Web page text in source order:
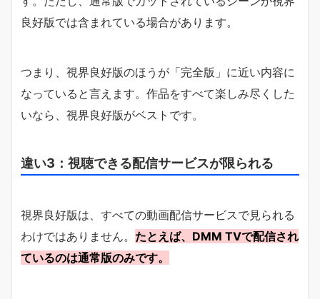
良好版では含まれている場合があります。
つまり、視界良好版のほうが「完全版」に近い内容に
なっていると言えます。作品をすべて楽しみ尽くした
いなら、視界良好版がベストです。
違い3：視聴できる配信サービスが限られる
視界良好版は、すべての動画配信サービスで見られる
わけではありません。 たとえば、DMM TVで配信され
ているのは通常版のみです。